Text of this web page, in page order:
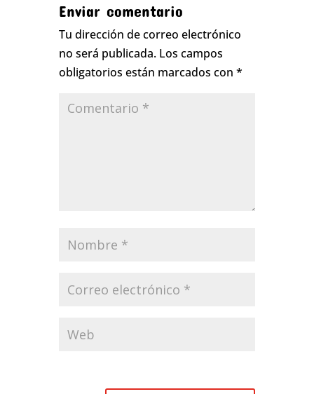
Enviar comentario
Tu dirección de correo electrónico
no será publicada. Los campos
obligatorios están marcados con *